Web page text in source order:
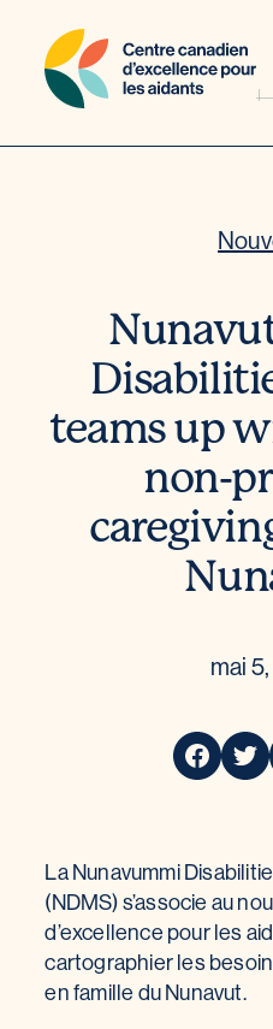
teams up
non-
mai
La Nunavummi
(NDMS) s’associe au
d’excellence pour les
cartographier les
en famille du Nunavut.